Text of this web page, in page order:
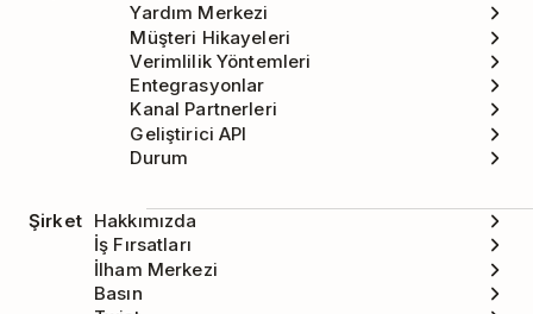
Yardım Merkezi
Müşteri Hikayeleri
Verimlilik Yöntemleri
Entegrasyonlar
Kanal Partnerleri
Geliştirici API
Durum
Şirket Hakkımızda
İş Fırsatları
İlham Merkezi
Basın